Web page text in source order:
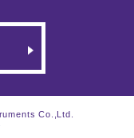
Co.,Ltd.